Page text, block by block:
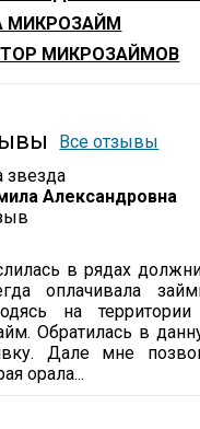
МИКРОЗАЙМ
МИКРОЗАЙМОВ
Все отзывы
Александровна
в рядах
оплачивала
на
Обратилась в
Дале мне
орала...